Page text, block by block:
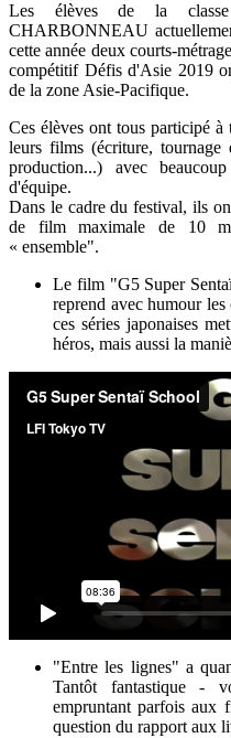
Les élèves de la
CHARBONNEAU
cette année deux courts-
compétitif Défis d'Asie 2019
de la zone Asie-Pacifique.
Ces élèves ont tous participé
leurs films (écriture, tournage
production...) avec
d'équipe.
Dans le cadre du festival, ils
de film maximale de 10
« ensemble".
Le film "G5 Super
reprend avec humour
ces séries japonaises
héros, mais aussi la
"Entre les lignes" a
Tantôt fantastique -
empruntant parfois aux
question du rapport aux